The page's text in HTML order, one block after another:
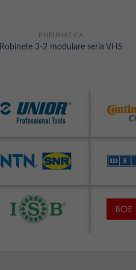
PNEUMATICA
Robinete 3-2 modulare seria VHS